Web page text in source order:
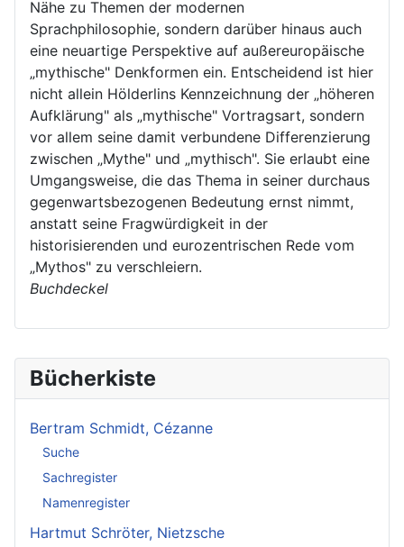
Bücherkiste
Bertram Schmidt, Cézanne
Suche
Sachregister
Namenregister
Hartmut Schröter, Nietzsche
Nähe zu Themen der modernen
Sprachphilosophie, sondern darüber hinaus auch
eine neuartige Perspektive auf außereuropäische
„mythische" Denkformen ein. Entscheidend ist hier
nicht allein Hölderlins Kennzeichnung der „höheren
Aufklärung" als „mythische" Vortragsart, sondern
vor allem seine damit verbundene Differenzierung
zwischen „Mythe" und „mythisch". Sie erlaubt eine
Umgangsweise, die das Thema in seiner durchaus
gegenwartsbezogenen Bedeutung ernst nimmt,
anstatt seine Fragwürdigkeit in der
historisierenden und eurozentrischen Rede vom
„Mythos" zu verschleiern.
Buchdeckel